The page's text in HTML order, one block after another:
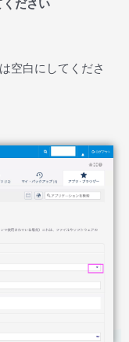
ださい
空白にしてくださ